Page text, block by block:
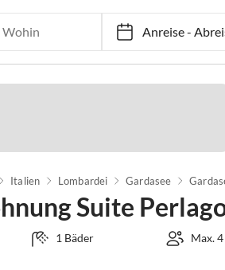
Anreise-
Italien Lombardei Gardasee
Suite
1 Bäder Max.